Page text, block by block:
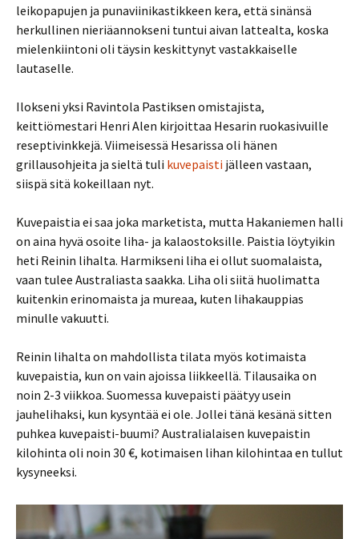
leikopapujen ja punaviinikastikkeen kera, että sinänsä
herkullinen nieriäannokseni tuntui aivan lattealta, koska
mielenkiintoni oli täysin keskittynyt vastakkaiselle
lautaselle.
Ilokseni yksi Ravintola Pastiksen omistajista,
keittiömestari Henri Alen kirjoittaa Hesarin ruokasivuille
reseptivinkkejä. Viimeisessä Hesarissa oli hänen
grillausohjeita ja sieltä tuli kuvepaisti jälleen vastaan,
siispä sitä kokeillaan nyt.
Kuvepaistia ei saa joka marketista, mutta Hakaniemen halli
on aina hyvä osoite liha- ja kalaostoksille. Paistia löytyikin
heti Reinin lihalta. Harmikseni liha ei ollut suomalaista,
vaan tulee Australiasta saakka. Liha oli siitä huolimatta
kuitenkin erinomaista ja mureaa, kuten lihakauppias
minulle vakuutti.
Reinin lihalta on mahdollista tilata myös kotimaista
kuvepaistia, kun on vain ajoissa liikkeellä. Tilausaika on
noin 2-3 viikkoa. Suomessa kuvepaisti päätyy usein
jauhelihaksi, kun kysyntää ei ole. Jollei tänä kesänä sitten
puhkea kuvepaisti-buumi? Australialaisen kuvepaistin
kilohinta oli noin 30 €, kotimaisen lihan kilohintaa en tullut
kysyneeksi.